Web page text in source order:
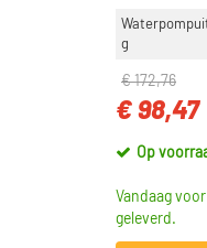
g
€ 172,76
€ 98,47
Op
Vandaag
geleverd.